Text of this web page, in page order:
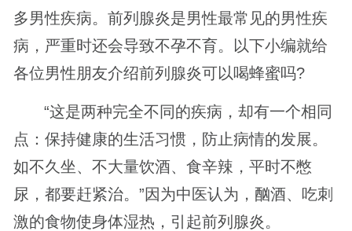
多男性疾病。前列腺炎是男性最常见的男性疾
病，严重时还会导致不孕不育。以下小编就给
各位男性朋友介绍前列腺炎可以喝蜂蜜吗?
“这是两种完全不同的疾病，却有一个相同
点：保持健康的生活习惯，防止病情的发展。
如不久坐、不大量饮酒、食辛辣，平时不憋
尿，都要赶紧治。”因为中医认为，酗酒、吃刺
激的食物使身体湿热，引起前列腺炎。